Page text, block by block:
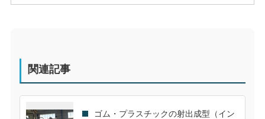
関連記事
ゴム・プラスチックの射出成型（イン